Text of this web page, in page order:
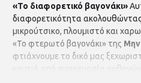
«Το διαφορετικό βαγονάκι»
διαφορετικότητα
μικρούτσικο, πλουμιστό και
«Το φτερωτό βαγονάκι» της
φτιάχνουμε το δικό μας
κουτιά από συσκευασία